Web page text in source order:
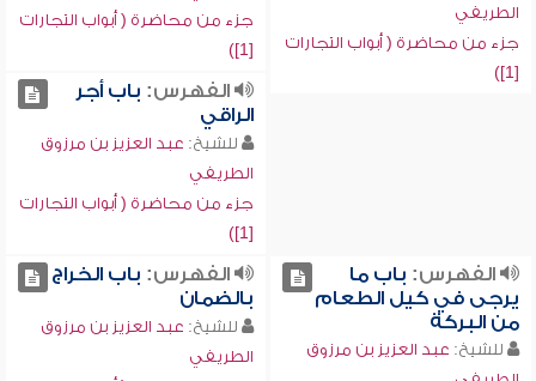
الطريفي
جزء من محاضرة ( أبواب التجارات
[1])
جزء من محاضرة ( أبواب التجارات
[1])
الفهرس: باب أجر
الراقي
للشيخ: عبد العزيز بن مرزوق
الطريفي
جزء من محاضرة ( أبواب التجارات
[1])
الفهرس: باب ما
يرجى في كيل الطعام
من البركة
للشيخ: عبد العزيز بن مرزوق
الفهرس: باب الخراج
بالضمان
للشيخ: عبد العزيز بن مرزوق
الطريفي